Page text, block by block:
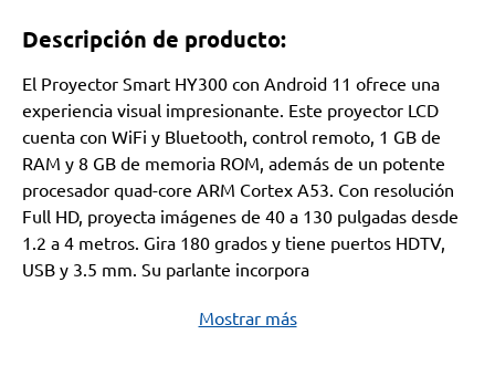
Descripción de producto:
El Proyector Smart HY300 con Android 11 ofrece una
experiencia visual impresionante. Este proyector LCD
cuenta con WiFi y Bluetooth, control remoto, 1 GB de
RAM y 8 GB de memoria ROM, además de un potente
procesador quad-core ARM Cortex A53. Con resolución
Full HD, proyecta imágenes de 40 a 130 pulgadas desde
1.2 a 4 metros. Gira 180 grados y tiene puertos HDTV,
USB y 3.5 mm. Su parlante incorpora
Mostrar más